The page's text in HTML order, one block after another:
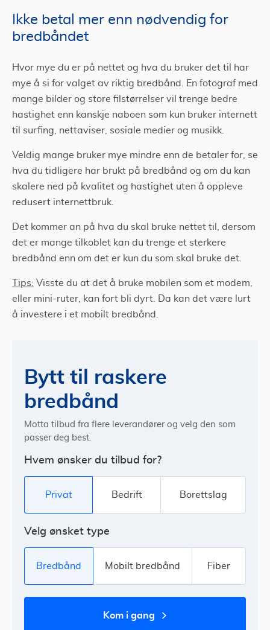
Ikke betal mer enn nødvendig for
bredbåndet
Hvor mye du er på nettet og hva du bruker det til har
mye å si for valget av riktig bredbånd. En fotograf med
mange bilder og store filstørrelser vil trenge bedre
hastighet enn kanskje naboen som kun bruker internett
til surfing, nettaviser, sosiale medier og musikk.
Veldig mange bruker mye mindre enn de betaler for, se
hva du tidligere har brukt på bredbånd og om du kan
skalere ned på kvalitet og hastighet uten å oppleve
redusert internettbruk.
Det kommer an på hva du skal bruke nettet til, dersom
det er mange tilkoblet kan du trenge et sterkere
bredbånd enn om det er kun du som skal bruke det.
Tips: Visste du at det å bruke mobilen som et modem,
eller mini-ruter, kan fort bli dyrt. Da kan det være lurt
å investere i et mobilt bredbånd.
Bytt til raskere
bredbånd
Motta tilbud fra flere leverandører og velg den som
passer deg best.
Hvem ønsker du tilbud for?
Privat Bedrift Borettslag
Velg ønsket type
Bredbånd Mobilt bredbånd Fiber
kom i gang